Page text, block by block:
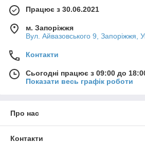
Працює з 30.06.2021
м. Запоріжжя
Вул. Айвазовського 9, Запоріжжя,
Контакти
Сьогодні працює з 09:00 до
Показати весь графік роботи
Про нас
Контакти